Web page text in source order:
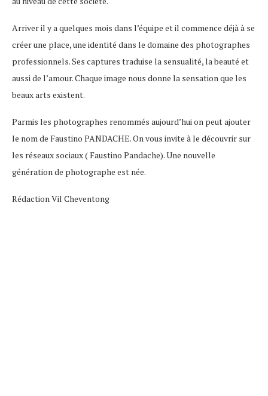
Arriver il y a quelques mois dans l’équipe et il commence déjà à se
créer une place, une identité dans le domaine des photographes
professionnels. Ses captures traduise la sensualité, la beauté et
aussi de l’amour. Chaque image nous donne la sensation que les
beaux arts existent.
Parmis les photographes renommés aujourd’hui on peut ajouter
le nom de Faustino PANDACHE. On vous invite à le découvrir sur
les réseaux sociaux ( Faustino Pandache). Une nouvelle
génération de photographe est née.
Rédaction Vil Cheventong